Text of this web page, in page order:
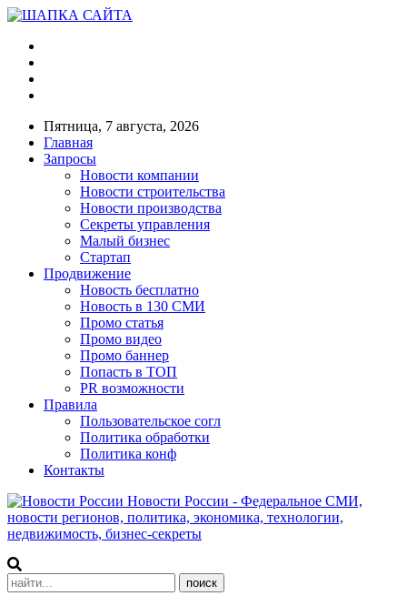
Пятница, 7 августа, 2026
Главная
Запросы
Новости компании
Новости строительства
Новости производства
Секреты управления
Малый бизнес
Стартап
Продвижение
Новость бесплатно
Новость в 130 СМИ
Промо статья
Промо видео
Промо баннер
Попасть в ТОП
PR возможности
Правила
Пользовательское согл
Политика обработки
Политика конф
Контакты
Новости России - Федеральное СМИ,
новости регионов, политика, экономика, технологии,
недвижимость, бизнес-секреты